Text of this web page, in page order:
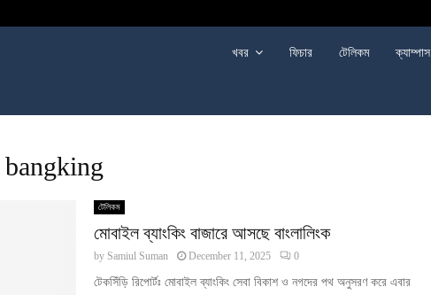
খবর ফিচার টেলিকম ক্যাম্পাস
টেলিকম
মোবাইল ব্যাংকিং বাজারে আসছে বাংলালিংক
by Samiul Suman December 11, 2025 0
টেকসিঁড়ি রিপোর্টঃ মোবাইল ব্যাংকিং সেবা বিকাশ ও নগদের পথ অনুসরণ করে এবার